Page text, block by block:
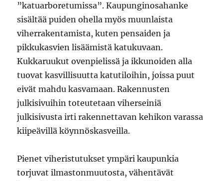
”katuarboretumissa”. Kaupunginosahanke
sisältää puiden ohella myös muunlaista
viherrakentamista, kuten pensaiden ja
pikkukasvien lisäämistä katukuvaan.
Kukkaruukut ovenpielissä ja ikkunoiden alla
tuovat kasvillisuutta katutiloihin, joissa puut
eivät mahdu kasvamaan. Rakennusten
julkisivuihin toteutetaan viherseiniä
julkisivusta irti rakennettavan kehikon varassa
kiipeävillä köynnöskasveilla.
Pienet viheristutukset ympäri kaupunkia
torjuvat ilmastonmuutosta, vähentävät